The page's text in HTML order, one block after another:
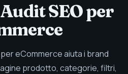
SEO per
per eCommerce aiuta i brand
prodotto, categorie, filtri,